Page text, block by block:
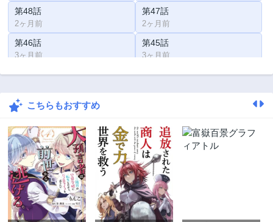
第48話
2ヶ月前
第47話
2ヶ月前
第46話
3ヶ月前
第45話
3ヶ月前
第44話 第43話
第42話
第40話
3ヶ月前
第39話
3ヶ月前
第38話
3ヶ月前
第37話
3ヶ月前
第36話
3ヶ月前
第35話
3ヶ月前
こちらもおすすめ